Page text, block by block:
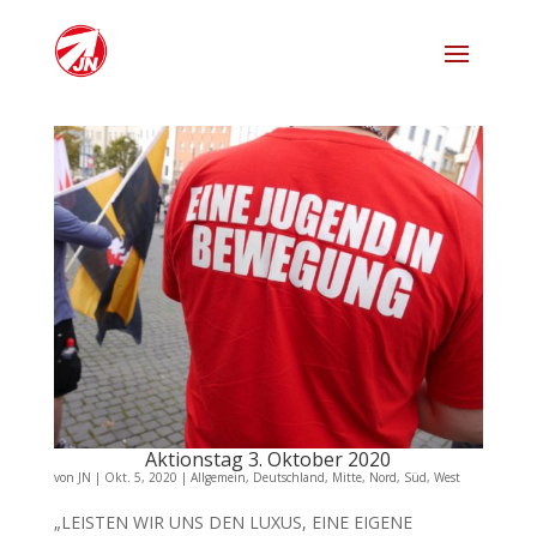
Aktionstag 3. Oktober 2020
von JN | Okt. 5, 2020 | Allgemein, Deutschland, Mitte, Nord, Süd, West
„LEISTEN WIR UNS DEN LUXUS, EINE EIGENE